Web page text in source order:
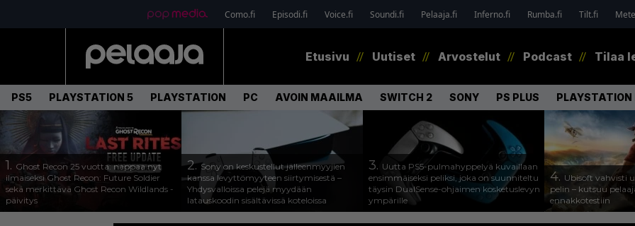
Como.fi Episodi.fi Voice.fi Soundi.fi Pelaaja.fi Inferno.fi Rumba.fi Tilt.fi
Etusivu Uutiset Arvostelut Podcast Tilaa
PS5 PLAYSTATION 5 PLAYSTATION PC AVOIN MAAILMA SWITCH 2 SONY PS PLUS PLAYSTATION
1. Ghost Recon 25 vuotta: nappaa nyt
ilmaiseksi Ghost Recon: Future Soldier
sekä merkittävä Ghost Recon Wildlands -
päivitys
2.Sony on keskustellut jälleenmyyjien
kanssa levyttömyyteen siirtymisestä –
Yhdysvalloissa pelejä myydään
latauskoodin sisältävissä koteloissa
3. Uutta PS5-pulmahyppelyä kuvaillaan
ensimmäiseksi peliksi, joka on suunniteltu
täysin DualSense-ohjaimen kosketuslevyn
ympärille
4. Ubisoft vahvisti
pelin – kutsuu
ennakkotestiin